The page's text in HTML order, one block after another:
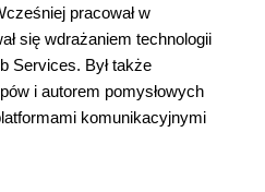
pracował w
się wdrażaniem technologii
Services. Był także
i autorem pomysłowych
komunikacyjnymi